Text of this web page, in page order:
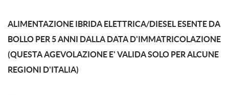
ALIMENTAZIONE IBRIDA ELETTRICA/DIESEL ESENTE DA
BOLLO PER 5 ANNI DALLA DATA D'IMMATRICOLAZIONE
(QUESTA AGEVOLAZIONE E' VALIDA SOLO PER ALCUNE
REGIONI D'ITALIA)
Cookie necessari
Cookie delle preferenze